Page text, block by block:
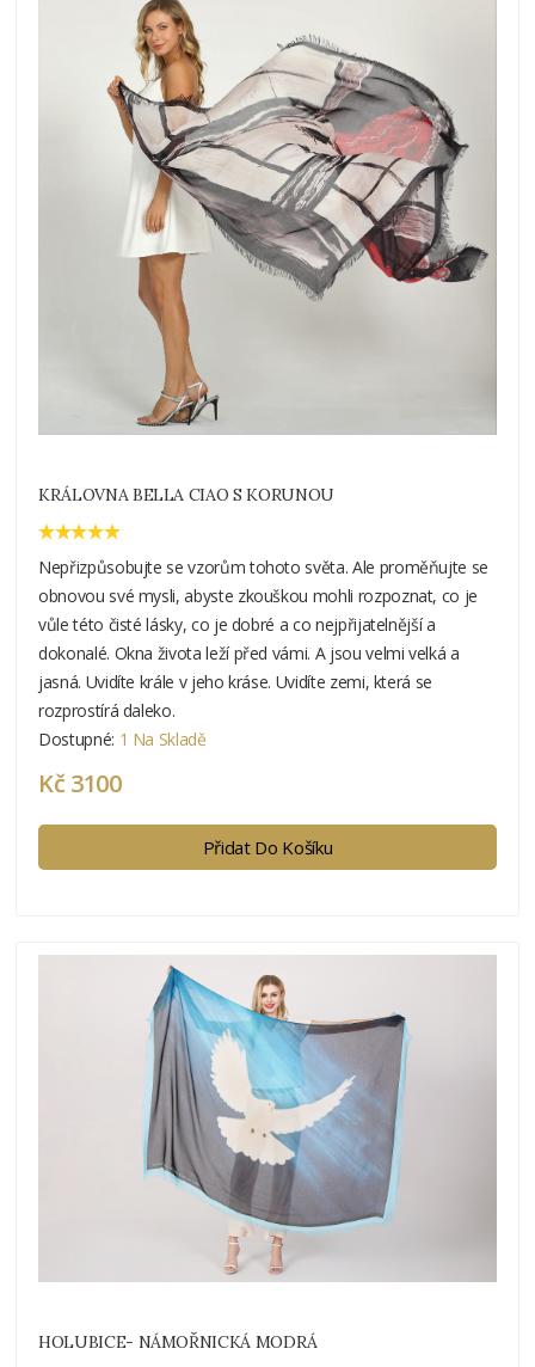
KRÁLOVNA BELLA CIAO S KORUNOU
Nepřizpůsobujte se vzorům tohoto světa. Ale proměňujte se
obnovou své mysli, abyste zkouškou mohli rozpoznat, co je
vůle této čisté lásky, co je dobré a co nejpřijatelnější a
dokonalé. Okna života leží před vámi. A jsou velmi velká a
jasná. Uvidíte krále v jeho kráse. Uvidíte zemi, která se
rozprostírá daleko.
Dostupné: 1 Na Skladě
Kč 3100
Přidat Do Košíku
HOLUBICE- NÁMOŘNICKÁ MODRÁ